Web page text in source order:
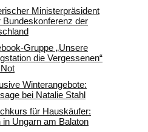
Ministerpräsident
der
Gruppe „Unsere
die Vergessenen“
Winterangebote:
bei Natalie Stahl
für Hauskäufer:
Ungarn am Balaton